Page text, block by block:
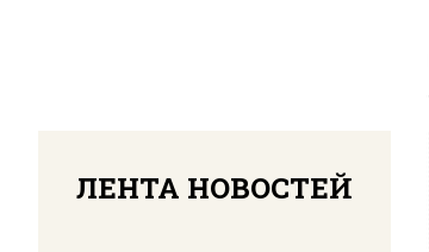
ЛЕНТА НОВОСТЕЙ